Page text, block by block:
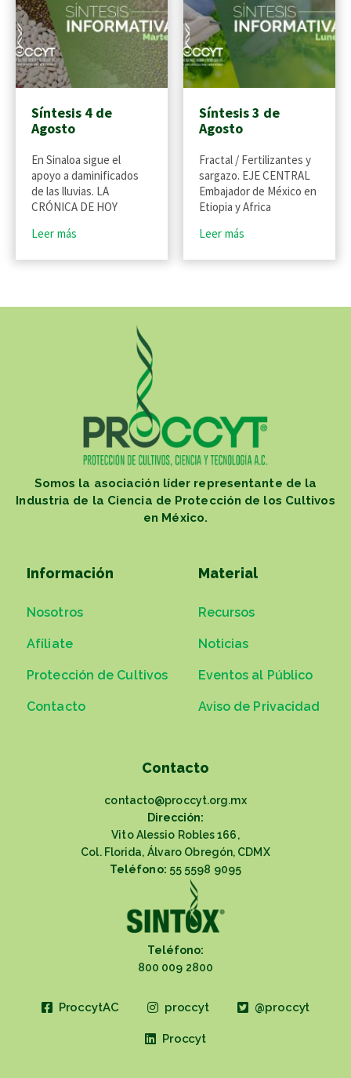
Síntesis 4 de
Agosto
En Sinaloa sigue el
apoyo a daminificados
de las lluvias. LA
CRÓNICA DE HOY
Leer más
Síntesis 3 de
Agosto
Fractal / Fertilizantes y
sargazo. EJE CENTRAL
Embajador de México en
Etiopia y Africa
Leer más
Somos la asociación líder representante de la
Industria de la Ciencia de Protección de los Cultivos
en México.
Información
Nosotros
Afíliate
Protección de Cultivos
Contacto
Material
Recursos
Noticias
Eventos al Público
Aviso de Privacidad
Contacto
contacto@proccyt.org.mx
Dirección:
Vito Alessio Robles 166,
Col. Florida, Álvaro Obregón, CDMX
Teléfono: 55 5598 9095
Teléfono:
800 009 2800
ProccytAC proccyt @proccyt
Proccyt